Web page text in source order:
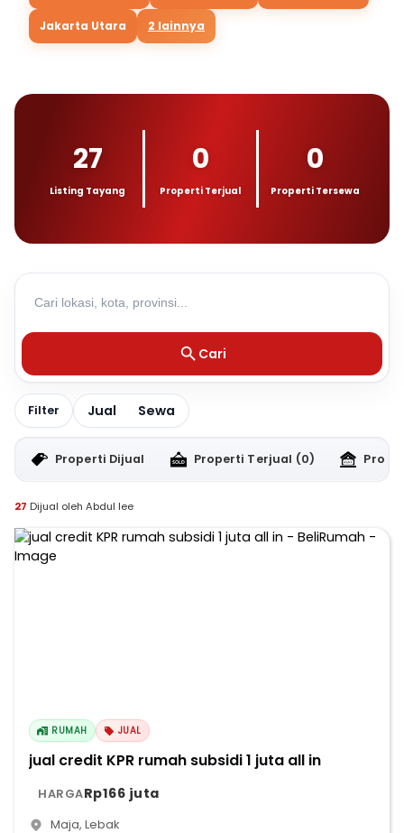
Jakarta Utara 2 lainnya
27
Listing Tayang
0
Properti Terjual
0
Properti Tersewa
Cari
Filter Jual Sewa
Properti Dijual Properti Terjual (0)
27 Dijual oleh Abdul lee
RUMAH JUAL
jual credit KPR rumah subsidi 1 juta all in
HARGARp166 juta
Maja, Lebak